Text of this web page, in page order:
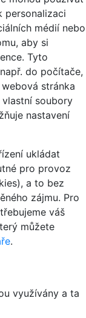
personalizaci
médií nebo
aby si
Tyto
do počítače,
stránka
soubory
nastavení
ukládat
pro provoz
a to bez
zájmu. Pro
váš
můžete
.
využívány a ta